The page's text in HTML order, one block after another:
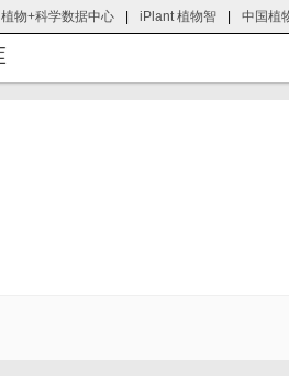
植物+科学数据中心 iPlant 植物智 中国植